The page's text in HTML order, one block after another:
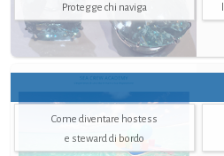
Protegge chi naviga
Come diventare hostess
e steward di bordo